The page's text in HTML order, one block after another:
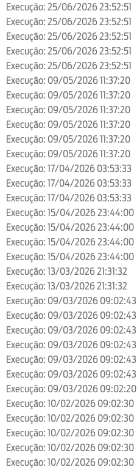
Execução: 25/06/2026 23:52:51
Execução: 25/06/2026 23:52:51
Execução: 25/06/2026 23:52:51
Execução: 25/06/2026 23:52:51
Execução: 25/06/2026 23:52:51
Execução: 09/05/2026 11:37:20
Execução: 09/05/2026 11:37:20
Execução: 09/05/2026 11:37:20
Execução: 09/05/2026 11:37:20
Execução: 09/05/2026 11:37:20
Execução: 09/05/2026 11:37:20
Execução: 17/04/2026 03:53:33
Execução: 17/04/2026 03:53:33
Execução: 17/04/2026 03:53:33
Execução: 15/04/2026 23:44:00
Execução: 15/04/2026 23:44:00
Execução: 15/04/2026 23:44:00
Execução: 15/04/2026 23:44:00
Execução: 13/03/2026 21:31:32
Execução: 13/03/2026 21:31:32
Execução: 09/03/2026 09:02:43
Execução: 09/03/2026 09:02:43
Execução: 09/03/2026 09:02:43
Execução: 09/03/2026 09:02:43
Execução: 09/03/2026 09:02:43
Execução: 09/03/2026 09:02:43
Execução: 09/03/2026 09:02:20
Execução: 10/02/2026 09:02:30
Execução: 10/02/2026 09:02:30
Execução: 10/02/2026 09:02:30
Execução: 10/02/2026 09:02:30
Execução: 10/02/2026 09:02:30